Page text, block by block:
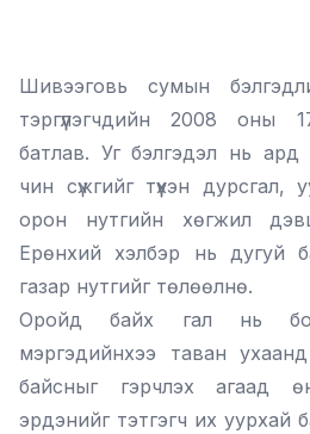
Шивээговь сумын
тэргүүлэгчдийн 2008 оны
батлав. Уг бэлгэдэл нь ард
чин сүжгийг түүхэн
орон нутгийн хөгжил
Ерөнхий хэлбэр нь дугуй
газар нутгийг төлөөлнө.
Оройд байх гал нь
мэргэдийнхээ таван
байсныг гэрчлэх агаад
эрдэнийг тэтгэгч их уурхай